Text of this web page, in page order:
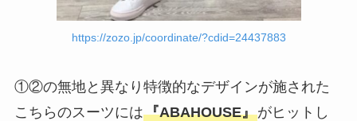
https://zozo.jp/coordinate/?cdid=24437883
①②の無地と異なり特徴的なデザインが施された
こちらのスーツには『ABAHOUSE』がヒットし